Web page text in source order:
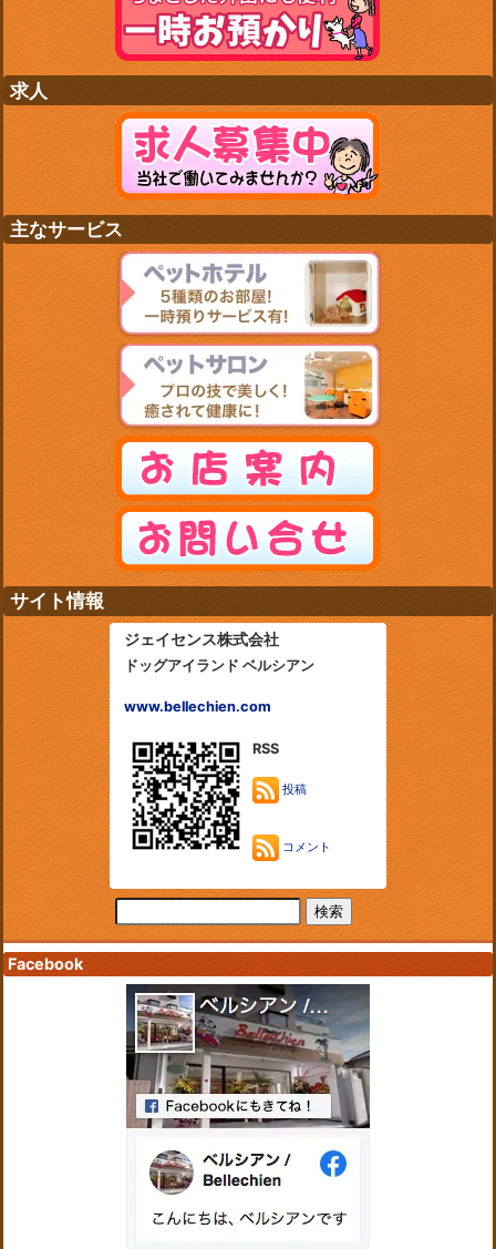
求人
主なサービス
サイト情報
ジェイセンス株式会社
ドッグアイランド ベルシアン
www.bellechien.com
RSS
投稿
コメント
Facebook